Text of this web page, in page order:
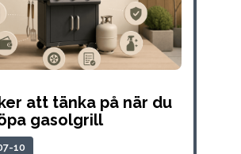
att tänka på när du
gasolgrill
10